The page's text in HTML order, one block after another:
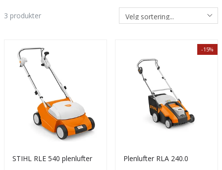
3 produkter
STIHL RLE 540 plenlufter
-15%
Plenlufter RLA 240.0